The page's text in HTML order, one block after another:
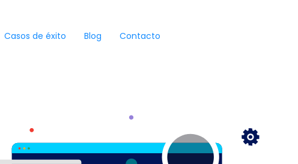
Casos de éxito Blog Contacto